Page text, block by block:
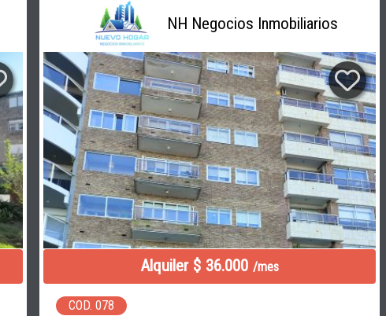
NH Negocios Inmobiliarios
Alquiler $ 36.000 /mes
COD. 078